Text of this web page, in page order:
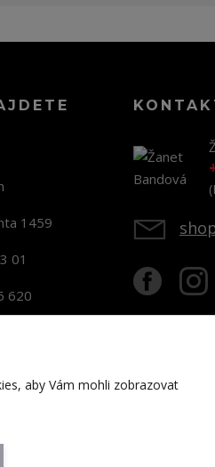
1459
01
620
aby Vám mohli zobrazovat